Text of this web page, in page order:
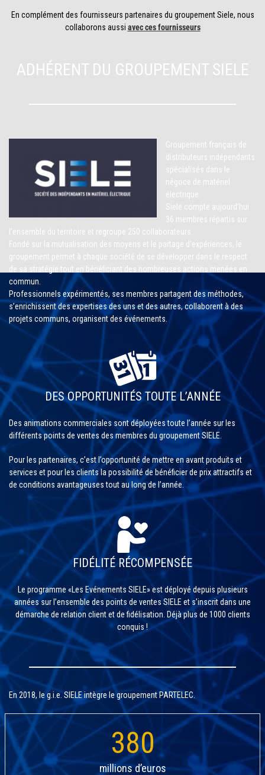
En complément des fournisseurs partenaires du groupement Siele, nous
collaborons aussi avec ces fournisseurs
ADHÉRENT DU GROUPEMENT SIELE
Groupement français de
distributeurs indépendants
spécialisés dans le
négoce de matériel
électrique.
Siele compte aujourd’hui
36 membres répartis sur
l’ensemble du territoire et regroupe 250 collaborateurs.
Fondé sur la mutualisation des moyens et le partage d’expériences, le
groupement permet à chaque société de se développer dans le respect
de sa stratégie tout en bénéficiant des nombreuses actions menées en
commun.
Professionnels expérimentés, ses membres partagent des méthodes,
s’enrichissent des expertises des uns et des autres, collaborent à des
projets communs, organisent des événements.
DES OPPORTUNITÉS TOUTE L’ANNÉE
Des animations commerciales sont déployées toute l’année sur les
différents points de ventes des membres du groupement SIELE.
Pour les partenaires, c’est l’opportunité de mettre en avant produits et
services et pour les clients la possibilité de bénéficier de prix attractifs et
de conditions avantageuses tout au long de l’année.
FIDÉLITÉ RÉCOMPENSÉE
Le programme «Les Evénements SIELE» est déployé depuis plusieurs
années sur l’ensemble des points de ventes SIELE et s’inscrit dans une
démarche de relation client et de fidélisation. Déjà plus de 1000 clients
conquis !
En 2018, le g.i.e. SIELE intègre le groupement PARTELEC.
380
millions d’euros